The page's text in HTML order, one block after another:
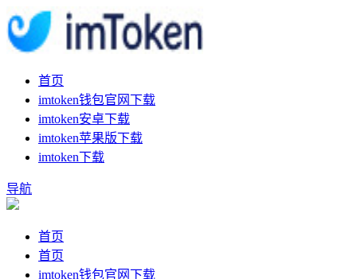
首页
imtoken钱包官网下载
imtoken安卓下载
imtoken苹果版下载
imtoken下载
导航
首页
首页
imtoken钱包官网下载